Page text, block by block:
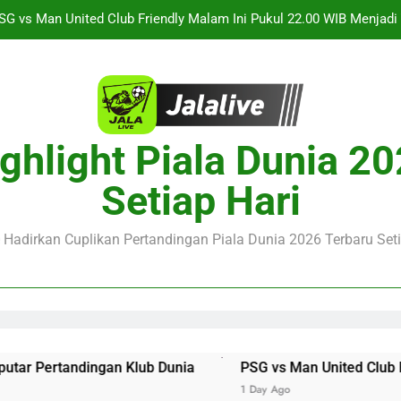
Saksikan Streaming Singapura vs Indonesia Piala ASEAN
Jalalive Aston Villa vs Bayern Club Friendly Malam Ini Pukul 19.00
Barcelona vs Nottingham Forest Club Friendly Dini Hari Ini
vs Man United Club Friendly Malam Ini Pukul 22.00 WIB Menjadi
Saksikan Streaming Singapura vs Indonesia Piala ASEAN
Aston Villa vs Bayern Club Friendly Malam Ini Pukul 19.00
Piala Dunia
Setiap Hari
Cuplikan Pertandingan Piala Dunia 2026 Terbaru
Klub Dunia PSG vs Man United Club
1 Day Ago